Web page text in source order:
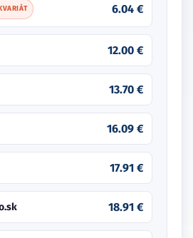
6.04 €
12.00 €
13.70 €
16.09 €
17.91 €
18.91 €